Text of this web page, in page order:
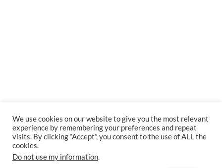
We use cookies on our website to give you the most relevant
experience by remembering your preferences and repeat
visits. By clicking “Accept”, you consent to the use of ALL the
cookies.
Do not use my information.